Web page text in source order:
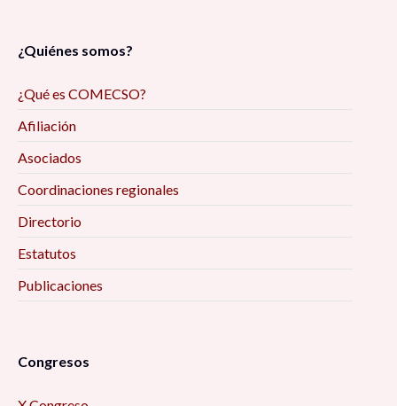
¿Quiénes somos?
¿Qué es COMECSO?
Afiliación
Asociados
Coordinaciones regionales
Directorio
Estatutos
Publicaciones
Congresos